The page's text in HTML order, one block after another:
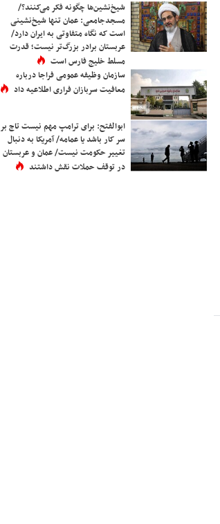
شیخ‌نشین‌ها چگونه فکر می‌کنند؟/
مسجدجامعی: عمان تنها شیخ‌نشینی
است که نگاه متفاوتی به ایران دارد/
عربستان برادر بزرگ‌تر نیست؛ قدرت
مسلط خلیج فارس است
سازمان وظیفه عمومی فراجا درباره
معافیت سربازان فراری اطلاعیه داد
ابوالفتح: برای ترامپ مهم نیست تاج بر
سر کار باشد یا عمامه/ آمریکا به دنبال
تغییر حکومت نیست/ عمان و عربستان
در توقف حملات نقش داشتند